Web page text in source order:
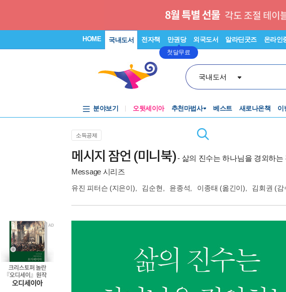
HOME 국내도서 전자책 만권당
첫달무료
외국도서 알라딘굿즈 온라인
국내도서
분야보기 오뒷세이아 추천마법사 베스트 새로나온책 이
소득공제
메시지 잠언 (미니북)- 삶의 진수는 하나님을 경외하
Message 시리즈
유진 피터슨 (지은이), 김순현 윤종석 이종태 (옮긴이), 김회권 (감